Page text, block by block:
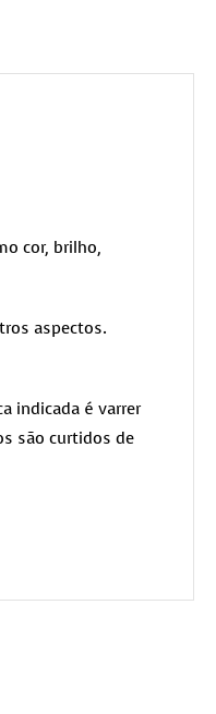
cor, brilho,
aspectos.
indicada é varrer
são curtidos de